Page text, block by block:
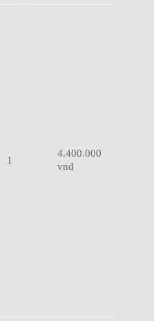
1
4.400.000
vnđ